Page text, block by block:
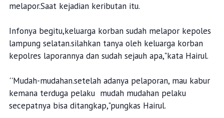
melapor.Saat kejadian keributan itu.
Infonya begitu,keluarga korban sudah melapor kepoles
lampung selatan.silahkan tanya oleh keluarga korban
kepolres laporannya dan sudah sejauh apa,"kata Hairul.
''Mudah-mudahan.setelah adanya pelaporan, mau kabur
kemana terduga pelaku mudah mudahan pelaku
secepatnya bisa ditangkap,"pungkas Hairul.